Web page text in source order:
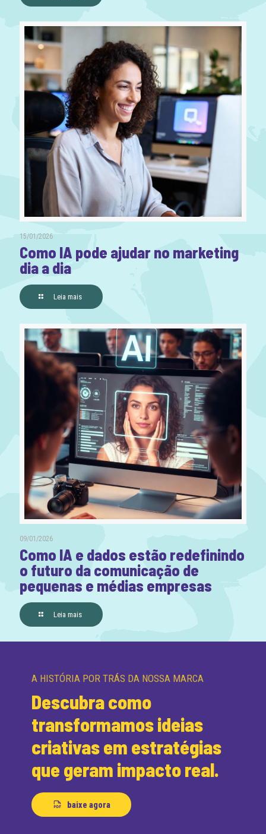
15/01/2026
Como IA pode ajudar no marketing
dia a dia
Leia mais
09/01/2026
Como IA e dados estão redefinindo
o futuro da comunicação de
pequenas e médias empresas
Leia mais
A HISTÓRIA POR TRÁS DA NOSSA MARCA
Descubra como
transformamos ideias
criativas em estratégias
que geram impacto real.
baixe agora